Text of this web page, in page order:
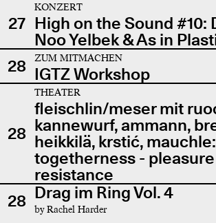
27
KONZERT
High on the Sound #10:
Noo Yelbek & As in
28
ZUM MITMACHEN
IGTZ Workshop
28
THEATER
fleischlin/meser mit
kannewurf, ammann,
heikkilä, krstić, mauchle:
togetherness -
resistance
28 Drag im Ring Vol. 4
by Rachel Harder